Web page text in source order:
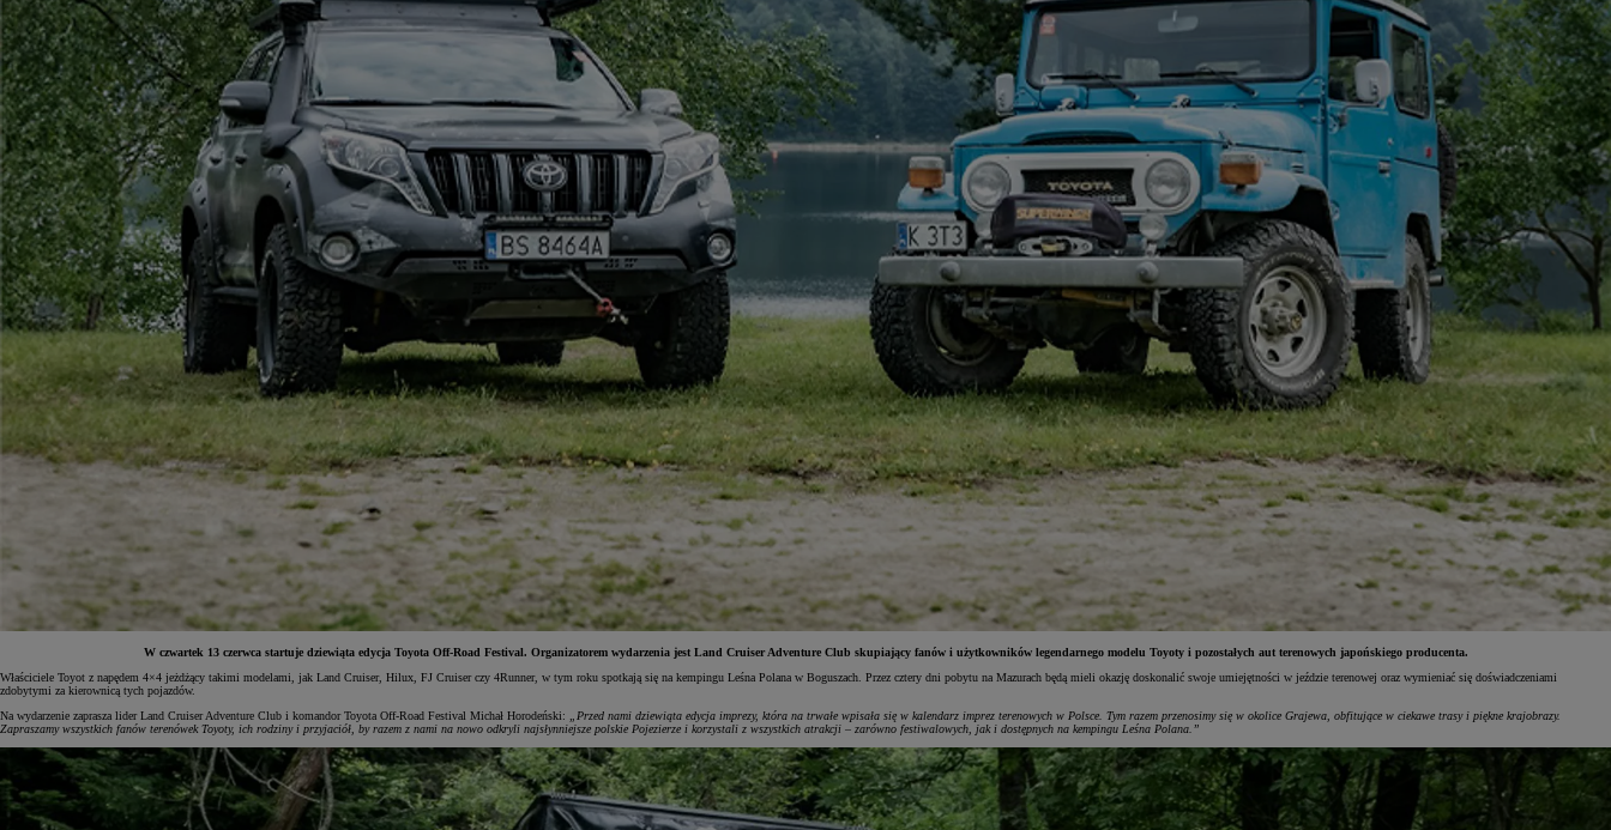
Od 81 900 zł
Yaris Cross
HYBRID
W czwartek 13 czerwca startuje dziewiąta edycja Toyota Off-Road Festival. Organizatorem wydarzenia jest Land Cruiser Adventure Club skupiający fanów i użytkowników legendarnego modelu Toyoty i pozostałych aut terenowych japońskiego producenta.
Właściciele Toyot z napędem 4×4 jeżdżący takimi modelami, jak Land Cruiser, Hilux, FJ Cruiser czy 4Runner, w tym roku spotkają się na kempingu Leśna Polana w Boguszach. Przez cztery dni pobytu na Mazurach będą mieli okazję doskonalić swoje umiejętności w jeździe terenowej oraz wymieniać się doświadczeniami
zdobytymi za kierownicą tych pojazdów.
Na wydarzenie zaprasza lider Land Cruiser Adventure Club i komandor Toyota Off-Road Festival Michał Horodeński: „Przed nami dziewiąta edycja imprezy, która na trwałe wpisała się w kalendarz imprez terenowych w Polsce. Tym razem przenosimy się w okolice Grajewa, obfitujące w ciekawe trasy i piękne krajobrazy.
Zapraszamy wszystkich fanów terenówek Toyoty, ich rodziny i przyjaciół, by razem z nami na nowo odkryli najsłynniejsze polskie Pojezierze i korzystali z wszystkich atrakcji – zarówno festiwalowych, jak i dostępnych na kempingu Leśna Polana.”